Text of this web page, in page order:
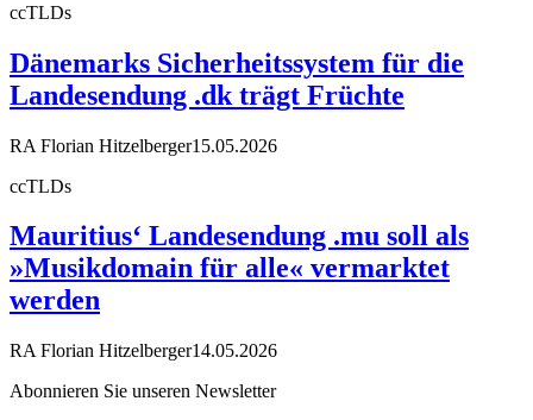
ccTLDs
Dänemarks Sicherheitssystem für die
Landesendung .dk trägt Früchte
RA Florian Hitzelberger15.05.2026
ccTLDs
Mauritius‘ Landesendung .mu soll als
»Musikdomain für alle« vermarktet
werden
RA Florian Hitzelberger14.05.2026
Abonnieren Sie unseren Newsletter